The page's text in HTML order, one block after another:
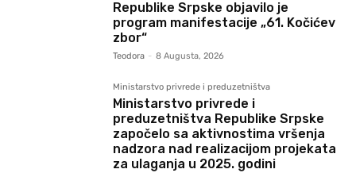
Republike Srpske objavilo je
program manifestacije „61. Kočićev
zbor“
Teodora - 8 Augusta, 2026
Ministarstvo privrede i preduzetništva
Ministarstvo privrede i
preduzetništva Republike Srpske
započelo sa aktivnostima vršenja
nadzora nad realizacijom projekata
za ulaganja u 2025. godini